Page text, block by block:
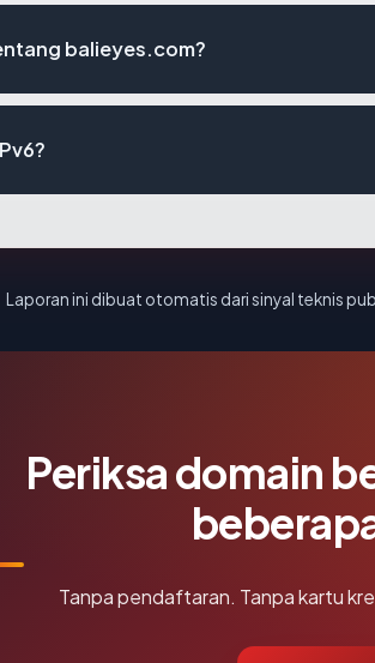
balieyes.com?
Laporan ini dibuat otomatis dari sinyal teknis
Periksa domain
Tanpa pendaftaran. Tanpa kartu